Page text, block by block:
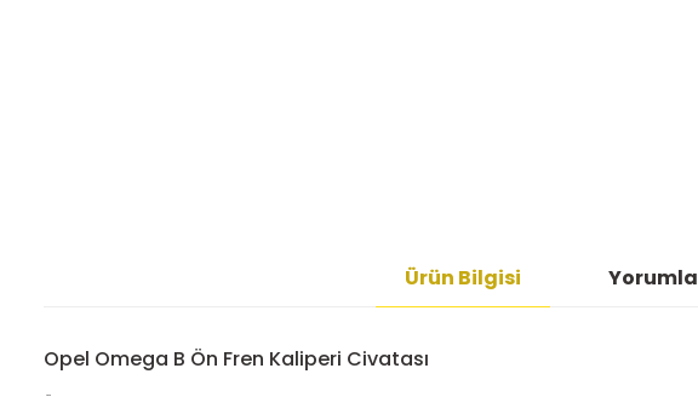
Ürün Bilgisi
Opel Omega B Ön Fren Kaliperi Civatası